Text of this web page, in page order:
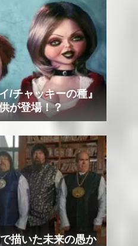
/チャッキーの種』
が登場！？
描いた未来の愚か